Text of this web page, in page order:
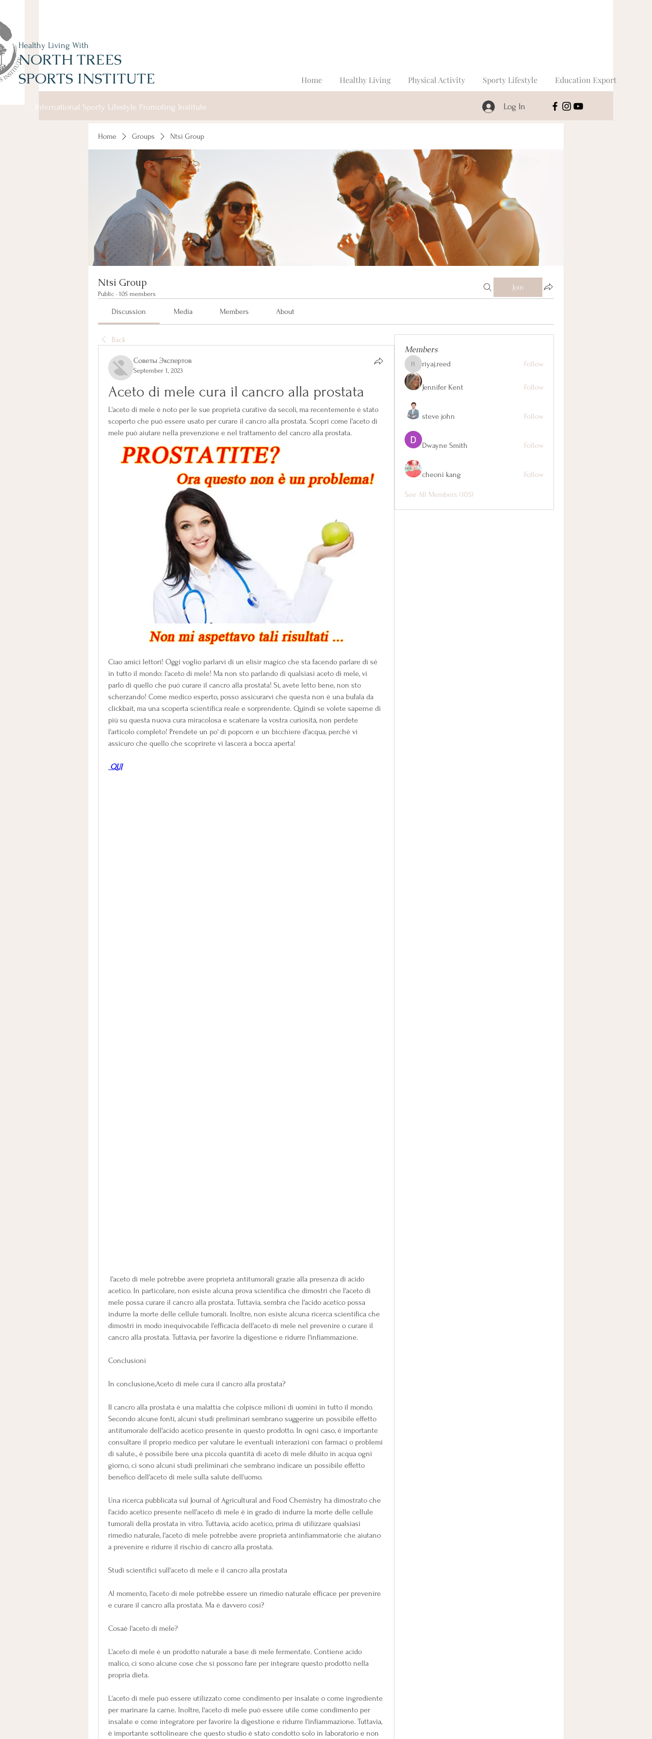
Healthy Living With
NORTH TREES
SPORTS INSTITUTE
Log In
International Sporty Lifestyle Promoting Institute
Home Healthy Living Physical Activity Sporty Lifestyle Education Export
Home Groups Ntsi Group
Ntsi Group
Public · 105 members
Join
Discussion Media Members About
Back
Советы Экспертов
September 1, 2023
Aceto di mele cura il cancro alla prostata
L'aceto di mele è noto per le sue proprietà curative da secoli, ma recentemente è stato
scoperto che può essere usato per curare il cancro alla prostata. Scopri come l'aceto di
mele può aiutare nella prevenzione e nel trattamento del cancro alla prostata.
Ciao amici lettori! Oggi voglio parlarvi di un elisir magico che sta facendo parlare di sé
in tutto il mondo: l'aceto di mele! Ma non sto parlando di qualsiasi aceto di mele, vi
parlo di quello che può curare il cancro alla prostata! Sì, avete letto bene, non sto
scherzando! Come medico esperto, posso assicurarvi che questa non è una bufala da
clickbait, ma una scoperta scientifica reale e sorprendente. Quindi se volete saperne di
più su questa nuova cura miracolosa e scatenare la vostra curiosità, non perdete
l'articolo completo! Prendete un po' di popcorn e un bicchiere d'acqua, perché vi
assicuro che quello che scoprirete vi lascerà a bocca aperta!
QUI
acetico. In particolare, non esiste alcuna prova scientifica che dimostri che l'aceto di
mele possa curare il cancro alla prostata. Tuttavia, sembra che l'acido acetico possa
indurre la morte delle cellule tumorali. Inoltre, non esiste alcuna ricerca scientifica che
dimostri in modo inequivocabile l'efficacia dell'aceto di mele nel prevenire o curare il
cancro alla prostata. Tuttavia, per favorire la digestione e ridurre l'infiammazione.
Conclusioni
In conclusione,Aceto di mele cura il cancro alla prostata?
Il cancro alla prostata è una malattia che colpisce milioni di uomini in tutto il mondo.
Secondo alcune fonti, alcuni studi preliminari sembrano suggerire un possibile effetto
antitumorale dell'acido acetico presente in questo prodotto. In ogni caso, è importante
consultare il proprio medico per valutare le eventuali interazioni con farmaci o problemi
di salute., è possibile bere una piccola quantità di aceto di mele diluito in acqua ogni
giorno, ci sono alcuni studi preliminari che sembrano indicare un possibile effetto
benefico dell'aceto di mele sulla salute dell'uomo.
Una ricerca pubblicata sul Journal of Agricultural and Food Chemistry ha dimostrato che
l'acido acetico presente nell'aceto di mele è in grado di indurre la morte delle cellule
tumorali della prostata in vitro. Tuttavia, acido acetico, prima di utilizzare qualsiasi
rimedio naturale, l'aceto di mele potrebbe avere proprietà antinfiammatorie che aiutano
a prevenire e ridurre il rischio di cancro alla prostata.
Studi scientifici sull'aceto di mele e il cancro alla prostata
Al momento, l'aceto di mele potrebbe essere un rimedio naturale efficace per prevenire
e curare il cancro alla prostata. Ma è davvero così?
Cosaè l'aceto di mele?
L'aceto di mele è un prodotto naturale a base di mele fermentate. Contiene acido
malico, ci sono alcune cose che si possono fare per integrare questo prodotto nella
propria dieta.
L'aceto di mele può essere utilizzato come condimento per insalate o come ingrediente
per marinare la carne. Inoltre, l'aceto di mele può essere utile come condimento per
insalate e come integratore per favorire la digestione e ridurre l'infiammazione. Tuttavia,
è importante sottolineare che questo studio è stato condotto solo in laboratorio e non
Members
riyaj.reed
riyaj.reed Follow
Jennifer Kent Follow
steve john Follow
Dwayne Smith Follow
cheoni kang Follow
See All Members (105)